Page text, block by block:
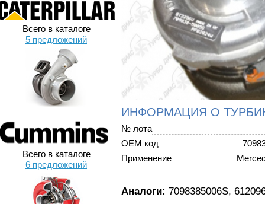
Всего в каталоге
5 предложений
Всего в каталоге
6 предложений
ИНФОРМАЦИЯ О
№ лота
OEM код
Применение
Аналоги: 7098385006S,